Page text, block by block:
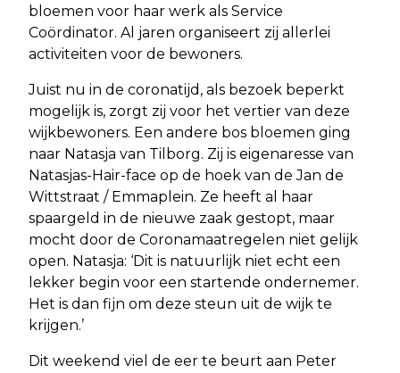
bloemen voor haar werk als Service
Coördinator. Al jaren organiseert zij allerlei
activiteiten voor de bewoners.
Juist nu in de coronatijd, als bezoek beperkt
mogelijk is, zorgt zij voor het vertier van deze
wijkbewoners. Een andere bos bloemen ging
naar Natasja van Tilborg. Zij is eigenaresse van
Natasjas-Hair-face op de hoek van de Jan de
Wittstraat / Emmaplein. Ze heeft al haar
spaargeld in de nieuwe zaak gestopt, maar
mocht door de Coronamaatregelen niet gelijk
open. Natasja: ‘Dit is natuurlijk niet echt een
lekker begin voor een startende ondernemer.
Het is dan fijn om deze steun uit de wijk te
krijgen.’
Dit weekend viel de eer te beurt aan Peter